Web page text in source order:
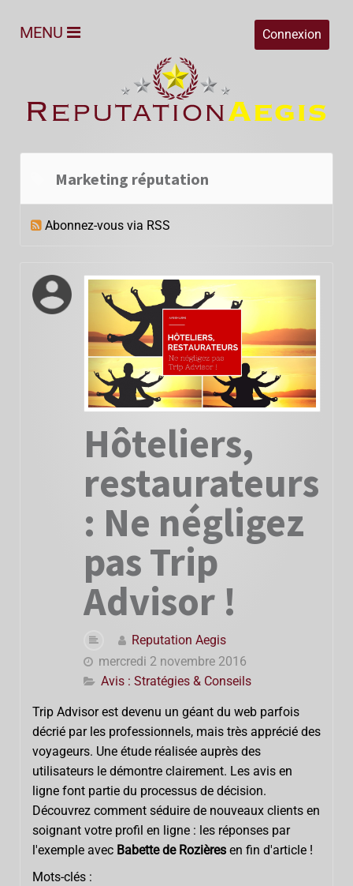
Connexion
MENU
Marketing réputation
Abonnez-vous via RSS
Hôteliers,
restaurateurs
: Ne négligez
pas Trip
Advisor !
Reputation Aegis
mercredi 2 novembre 2016
Avis : Stratégies & Conseils
Trip Advisor est devenu un géant du web parfois
décrié par les professionnels, mais très apprécié des
voyageurs. Une étude réalisée auprès des
utilisateurs le démontre clairement. Les avis en
ligne font partie du processus de décision.
Découvrez comment séduire de nouveaux clients en
soignant votre profil en ligne : les réponses par
l'exemple avec Babette de Rozières en fin d'article !
Mots-clés :